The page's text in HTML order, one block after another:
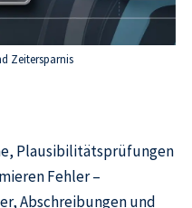
Zeitersparnis
Plausibilitätsprüfungen
Fehler –
Abschreibungen und